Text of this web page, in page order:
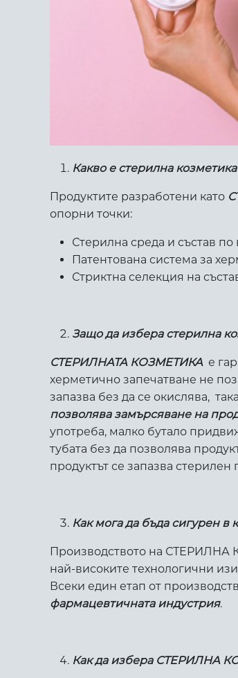
Какво е стерилна
Продуктите разработени като
опорни точки:
Стерилна среда и състав
Патентована система за
Стриктна селекция на
Защо да избера стерилна
СТЕРИЛНАТА КОЗМЕТИКАе
херметично запечатване не
запазва без да се окислява,
позволява замърсяване на
употреба, малко бутало
тубата без да позволява
продуктът се запазва
Как мога да бъда сигурен
Производството на СТЕРИЛНА
най-високите технологични
Всеки един етап от
фармацевтичната индустрия.
Как да избера СТЕРИЛНА